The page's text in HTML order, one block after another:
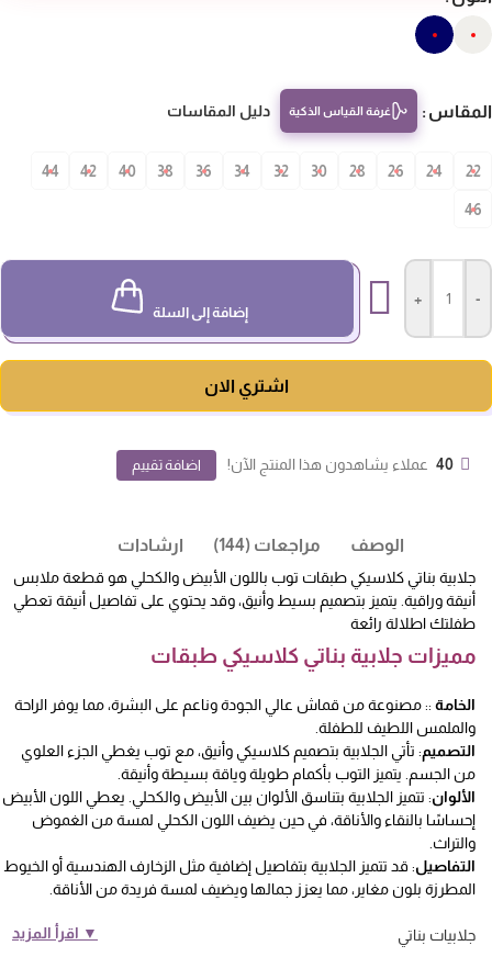
غرفة القياس الذكية دليل المقاسات
22
24
26
28
30
32
34
36
38
40
42
44
46
إضافة إلى السلة
اشتري الان
40 عملاء يشاهدون هذا المنتج الآن! اضافة تقييم
الوصف مراجعات (144) ارشادات
جلابية بناتي كلاسيكي طبقات توب باللون الأبيض والكحلي هو قطعة ملابس
أنيقة وراقية. يتميز بتصميم بسيط وأنيق، وقد يحتوي على تفاصيل أنيقة تعطي
طفلتك اطلالة رائعة
مميزات جلابية بناتي كلاسيكي طبقات
الخامة
▼ اقرأ المزيد
:: مصنوعة من قماش عالي الجودة وناعم على البشرة، مما يوفر الراحة
والملمس اللطيف للطفلة.
التصميم: تأتي الجلابية بتصميم كلاسيكي وأنيق، مع توب يغطي الجزء العلوي
من الجسم. يتميز التوب بأكمام طويلة وياقة بسيطة وأنيقة.
الألوان: تتميز الجلابية بتناسق الألوان بين الأبيض والكحلي. يعطي اللون الأبيض
إحساسًا بالنقاء والأناقة، في حين يضيف اللون الكحلي لمسة من الغموض
والتراث.
التفاصيل: قد تتميز الجلابية بتفاصيل إضافية مثل الزخارف الهندسية أو الخيوط
المطرزة بلون مغاير، مما يعزز جمالها ويضيف لمسة فريدة من الأناقة.
جلابيات بناتي